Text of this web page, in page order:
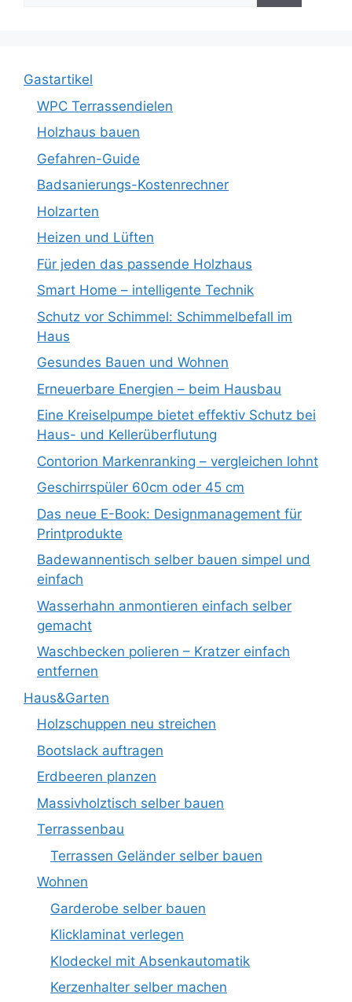
Gastartikel
WPC Terrassendielen
Holzhaus bauen
Gefahren-Guide
Badsanierungs-Kostenrechner
Holzarten
Heizen und Lüften
Für jeden das passende Holzhaus
Smart Home – intelligente Technik
Schutz vor Schimmel: Schimmelbefall im
Haus
Gesundes Bauen und Wohnen
Erneuerbare Energien – beim Hausbau
Eine Kreiselpumpe bietet effektiv Schutz bei
Haus- und Kellerüberflutung
Contorion Markenranking – vergleichen lohnt
Geschirrspüler 60cm oder 45 cm
Das neue E-Book: Designmanagement für
Printprodukte
Badewannentisch selber bauen simpel und
einfach
Wasserhahn anmontieren einfach selber
gemacht
Waschbecken polieren – Kratzer einfach
entfernen
Haus&Garten
Holzschuppen neu streichen
Bootslack auftragen
Erdbeeren planzen
Massivholztisch selber bauen
Terrassenbau
Terrassen Geländer selber bauen
Wohnen
Garderobe selber bauen
Klicklaminat verlegen
Klodeckel mit Absenkautomatik
Kerzenhalter selber machen